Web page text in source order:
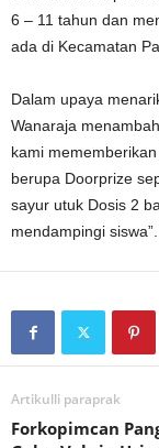
6 – 11 tahun dan
ada di Kecamatan
Dalam upaya
Wanaraja
kami
berupa Doorprize
sayur utuk Dosis 2
mendampingi
Artikulli paraprak
Forkopimcan